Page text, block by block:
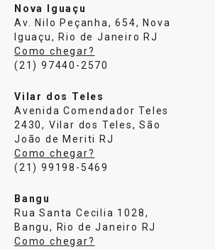
Nova Iguaçu
Av. Nilo Peçanha, 654, Nova
Iguaçu, Rio de Janeiro RJ
Como chegar?
(21) 97440-2570
Vilar dos Teles
Avenida Comendador Teles
2430, Vilar dos Teles, São
João de Meriti RJ
Como chegar?
(21) 99198-5469
Bangu
Rua Santa Cecilia 1028,
Bangu, Rio de Janeiro RJ
Como chegar?